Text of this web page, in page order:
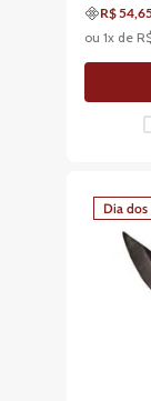
R$
ou1x de
Dia dos